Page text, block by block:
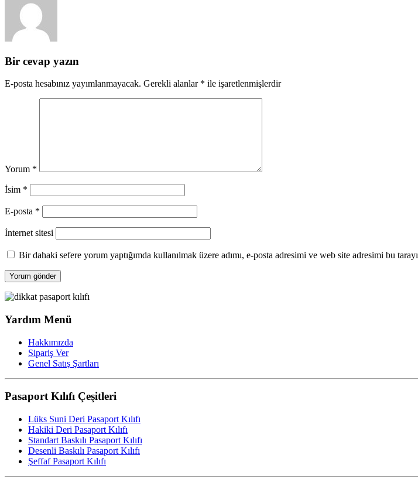
Bir cevap yazın
E-posta hesabınız yayımlanmayacak. Gerekli alanlar * ile işaretlenmişlerdir
Yorum *
İsim *
E-posta *
İnternet sitesi
Bir dahaki sefere yorum yaptığımda kullanılmak üzere adımı, e-posta adresimi ve web site adresimi bu
Yardım Menü
Hakkımızda
Sipariş Ver
Genel Satış Şartları
Pasaport Kılıfı Çeşitleri
Lüks Suni Deri Pasaport Kılıfı
Hakiki Deri Pasaport Kılıfı
Standart Baskılı Pasaport Kılıfı
Desenli Baskılı Pasaport Kılıfı
Şeffaf Pasaport Kılıfı